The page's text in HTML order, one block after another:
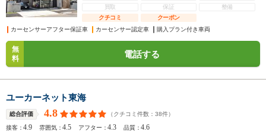
買取
保証
整備
クチコミ
クーポン
カーセンサーアフター保証車
カーセンサー認定車 購入プラン付き車両
無
料
電話する
ユーカーネット東海
総合評価 4.8 （クチコミ件数： 38件）
接客：4.9 雰囲気：4.5 アフター：4.3 品質：4.6